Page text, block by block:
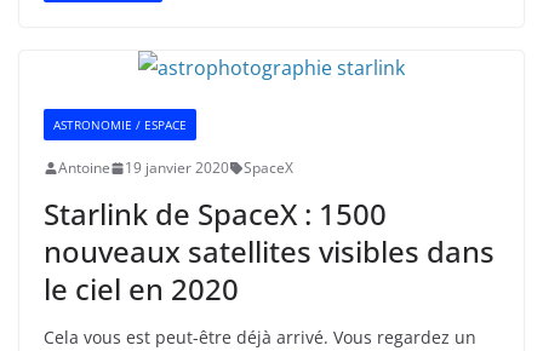
ASTRONOMIE / ESPACE
Antoine 19 janvier 2020 SpaceX
Starlink de SpaceX : 1500
nouveaux satellites visibles dans
le ciel en 2020
Cela vous est peut-être déjà arrivé. Vous regardez un